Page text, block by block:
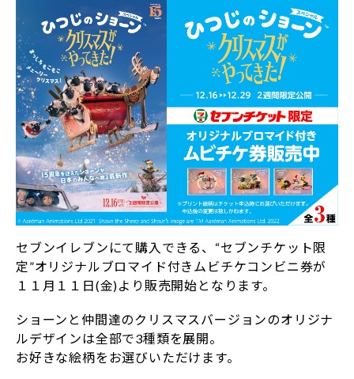
セブンイレブンにて購入できる、“セブンチケット限
定”オリジナルブロマイド付きムビチケコンビニ券が
１１月１１日(金)より販売開始となります。
ショーンと仲間達のクリスマスバージョンのオリジナ
ルデザインは全部で3種類を展開。
お好きな絵柄をお選びいただけます。